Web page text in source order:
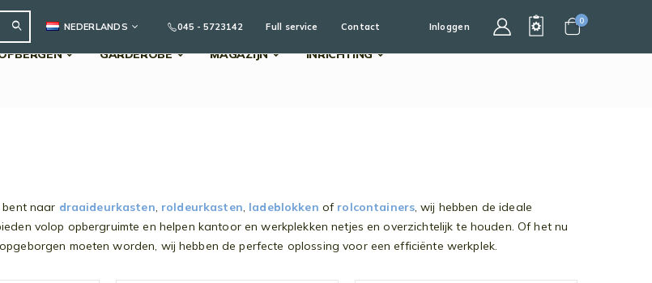
Search
TAALNEDERLANDS 045 - 5723142 Full service Contact Inloggen
Cart
0
GARDEROBE MAGAZIJN INRICHTING
naar draaideurkasten, roldeurkasten, ladeblokken of rolcontainers, wij hebben de ideale
volop opbergruimte en helpen kantoor en werkplekken netjes en overzichtelijk te houden. Of het nu
moeten worden, wij hebben de perfecte oplossing voor een efficiënte werkplek.